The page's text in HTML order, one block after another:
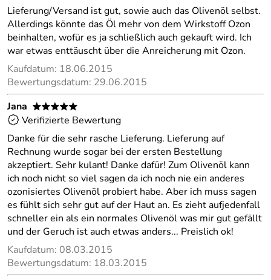
Lieferung/Versand ist gut, sowie auch das Olivenöl selbst.
Allerdings könnte das Öl mehr von dem Wirkstoff Ozon
beinhalten, wofür es ja schließlich auch gekauft wird. Ich
war etwas enttäuscht über die Anreicherung mit Ozon.
Kaufdatum: 18.06.2015
Bewertungsdatum: 29.06.2015
Jana
*****
Verifizierte Bewertung
Danke für die sehr rasche Lieferung. Lieferung auf
Rechnung wurde sogar bei der ersten Bestellung
akzeptiert. Sehr kulant! Danke dafür! Zum Olivenöl kann
ich noch nicht so viel sagen da ich noch nie ein anderes
ozonisiertes Olivenöl probiert habe. Aber ich muss sagen
es fühlt sich sehr gut auf der Haut an. Es zieht aufjedenfall
schneller ein als ein normales Olivenöl was mir gut gefällt
und der Geruch ist auch etwas anders... Preislich ok!
Kaufdatum: 08.03.2015
Bewertungsdatum: 18.03.2015